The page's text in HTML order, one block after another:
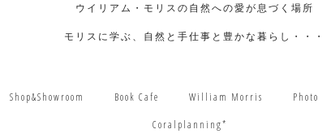
ウイリアム・モリスの自然への愛が息づく場所
モリスに学ぶ、自然と手仕事と豊かな暮らし・・・
Shop&Showroom Book Cafe William Morris Photo
Coralplanning*